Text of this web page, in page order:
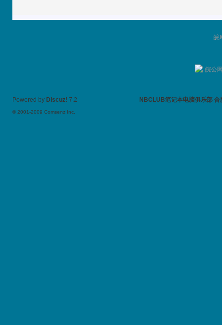
皖
皖公
NBCLUB笔记本电脑俱乐部
Powered by Discuz! 7.2
© 2001-2009 Comsenz Inc.